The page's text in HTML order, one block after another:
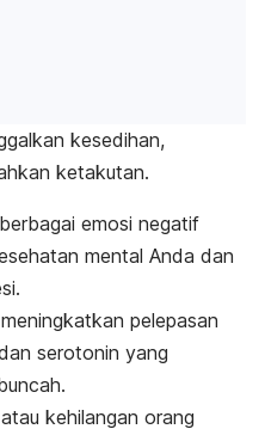
kesedihan,
ketakutan.
emosi negatif
mental Anda dan
pelepasan
serotonin yang
kehilangan orang